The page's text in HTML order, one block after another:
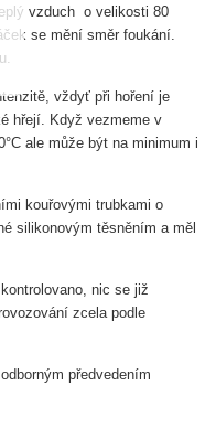
vzduch o velikosti 80
se mění směr foukání.
vždyť při hoření je
hřejí. Když vezmeme v
ale může být na minimum i
kouřovými trubkami o
silikonovým těsněním a měl
nic se již
zcela podle
předvedením